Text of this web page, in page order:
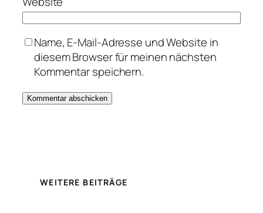
Name, E-Mail-Adresse und Website in
diesem Browser für meinen nächsten
Kommentar speichern.
WEITERE BEITRÄGE